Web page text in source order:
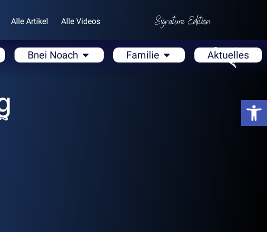
Alle Artikel Alle Videos
Bnei Noach Familie Aktuelles